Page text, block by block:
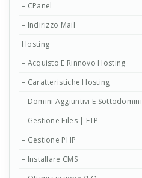
– CPanel
– Indirizzo Mail
Hosting
– Acquisto E Rinnovo Hosting
– Caratteristiche Hosting
– Domini Aggiuntivi E Sottodomini
– Gestione Files | FTP
– Gestione PHP
– Installare CMS